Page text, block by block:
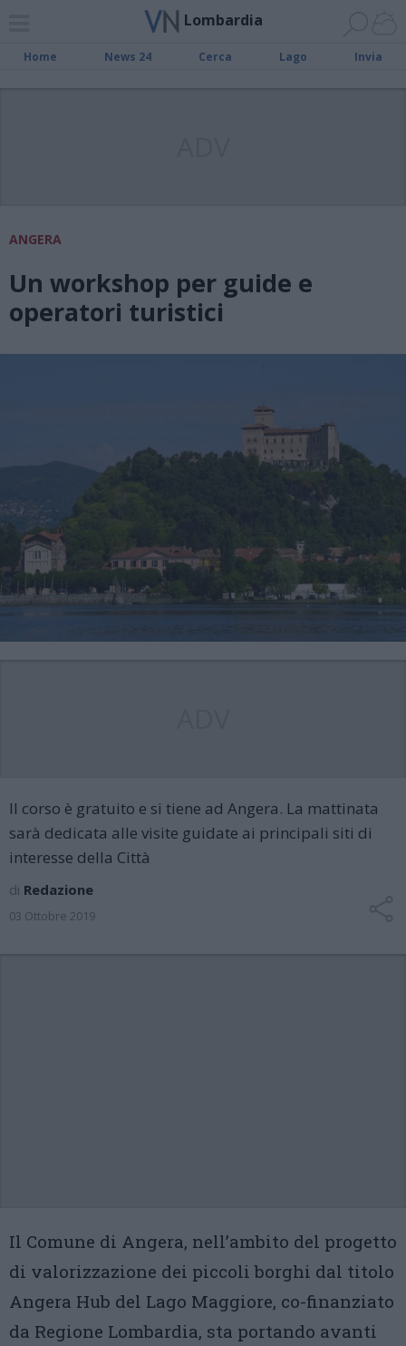
Lombardia
Home News 24 Cerca Lago Invia
ANGERA
Un workshop per guide e
operatori turistici
Il corso è gratuito e si tiene ad Angera. La mattinata
sarà dedicata alle visite guidate ai principali siti di
interesse della Città
di Redazione
03 Ottobre 2019
Il Comune di Angera, nell’ambito del progetto
di valorizzazione dei piccoli borghi dal titolo
Angera Hub del Lago Maggiore, co-finanziato
da Regione Lombardia, sta portando avanti